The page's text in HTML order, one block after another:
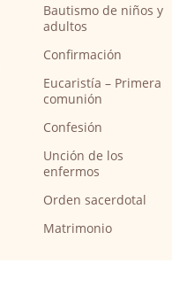
Bautismo de niños y
adultos
Confirmación
Eucaristía – Primera
comunión
Confesión
Unción de los
enfermos
Orden sacerdotal
Matrimonio